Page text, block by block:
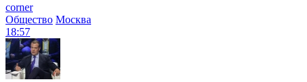
corner
Общество Москва
18:57